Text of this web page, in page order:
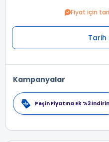
Fiyat için
Tarih
Kampanyalar
Peşin Fiyatına Ek %3